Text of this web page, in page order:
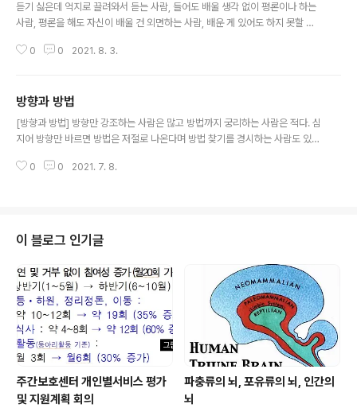
듣기 싫은데 억지로 끌려와서 듣는 사람, 들어도 배울 생각 없이 평론이나 하는
사람, 평론을 해도 자신이 배울 건 외면하는 사람, 배운 게 있어도 하지 못할 이
고, 해야 할 이유를 찾고, 적극적으로 해보려는 훌륭한 사회사업가, 기관을 돕는
까? 지금까지는 순도가 떨어져도 내가 생각하는 사회사업을 널리 소개한다는
명분으로 그런 자리를 감당해 왔지만, 이제 내게 남은 인생 기간을 고려하면 앞
으로도 여전히 내가 감당해야 할 자리인가 싶다. # 내년에는 좀 다르게 접근하
0 0 2021. 8. 3.
방향과 방법
[방향과 방법] 방향만 강조하는 사람은 많고 방법까지 궁리하는 사람은 적다. 심
지어 방향만 바르면 방법은 저절로 나온다며 방법 찾기를 경시하는 사람도 있
거나 때론 유해하기까지 하다. 현실이 이런데도 사람들은 여전히 방향만 강조하
향 자체에 대한 회의감이 커진다. 그만큼 근원적 위기가 커진다. # 나는 여전히
이런 현상이 이상하고 동의하기 어렵다. 그렇다고 허무한 결과, 유해한 결과를
만드는 일에 그냥..
0 0 2021. 7. 8.
이 블로그 인기글
주간보호센터 개인별서비스 평가
및 지원계획 회의
파충류의 뇌, 포유류의 뇌, 인간의
뇌